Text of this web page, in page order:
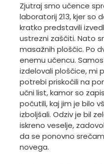
Zjutraj smo učence
laboratorij 213, kjer so
kratko predstavili
ustrezni zaščiti. Nato
masažnih ploščic. Po
enemu učencu.
izdelovali ploščice, mi
potrebi priskočili na
učni list, kamor so
počutili, kaj jim je bilo
izboljšali. Odziv je bil
iskreno veselje,
da se ponovno
novega.